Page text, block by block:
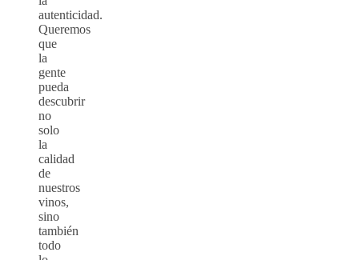
autenticidad.
Queremos
que
la
gente
pueda
descubrir
no
solo
la
calidad
de
nuestros
vinos,
sino
también
todo